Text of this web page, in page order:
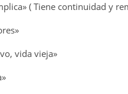
( Tiene continuidad y
vida vieja»